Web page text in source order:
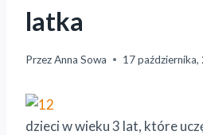
latka
PrzezAnna Sowa 17 października,
dzieci w wieku 3 lat, które